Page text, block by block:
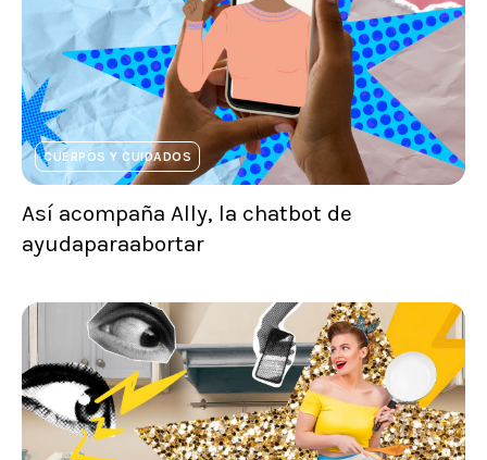
CUERPOS Y CUIDADOS
Así acompaña Ally, la chatbot de
ayudaparaabortar